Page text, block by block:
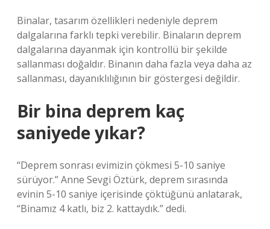
Binalar, tasarım özellikleri nedeniyle deprem
dalgalarına farklı tepki verebilir. Binaların deprem
dalgalarına dayanmak için kontrollü bir şekilde
sallanması doğaldır. Binanın daha fazla veya daha az
sallanması, dayanıklılığının bir göstergesi değildir.
Bir bina deprem kaç
saniyede yıkar?
“Deprem sonrası evimizin çökmesi 5-10 saniye
sürüyor.” Anne Sevgi Öztürk, deprem sırasında
evinin 5-10 saniye içerisinde çöktüğünü anlatarak,
“Binamız 4 katlı, biz 2. kattaydık.” dedi.